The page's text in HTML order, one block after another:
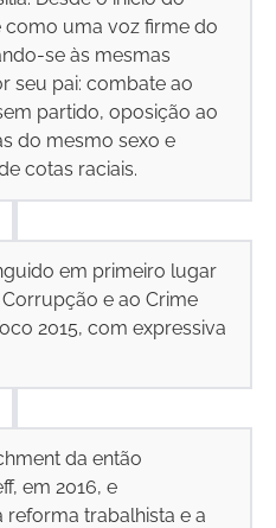
uma voz firme do
se às mesmas
seu pai: combate ao
partido, oposição ao
do mesmo sexo e
cotas raciais.
em primeiro lugar
e ao Crime
2015, com expressiva
da então
em 2016, e
trabalhista e a